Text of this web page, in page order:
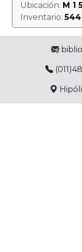
Ubicación: M 1
Inventario:544